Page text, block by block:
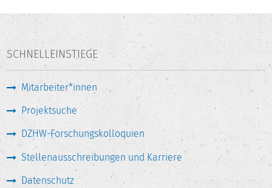
SCHNELLEINSTIEGE
Mitarbeiter*innen
Projektsuche
DZHW-Forschungskolloquien
Stellenausschreibungen und Karriere
Datenschutz